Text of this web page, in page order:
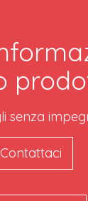
senza
Contattaci